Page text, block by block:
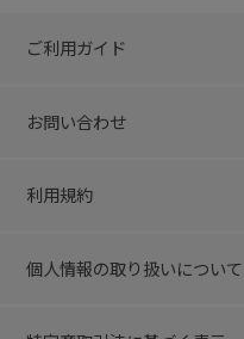
ご利用ガイド
お問い合わせ
利用規約
個人情報の取り扱いについて